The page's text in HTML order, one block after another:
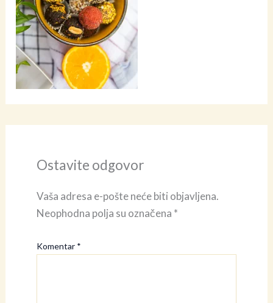
Ostavite odgovor
Vaša adresa e-pošte neće biti objavljena.
Neophodna polja su označena *
Komentar *